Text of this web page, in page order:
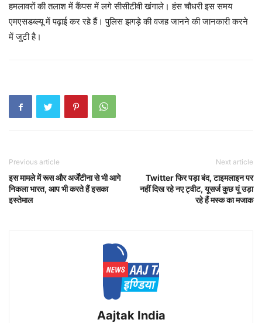
हमलावरों की तलाश में कैंपस में लगे सीसीटीवी खंगाले। हंस चौधरी इस समय
एमएसडब्ल्यू में पढ़ाई कर रहे हैं। पुलिस झगड़े की वजह जानने की जानकारी करने
में जुटी है।
Previous article
इस मामले में रूस और अर्जेंटीना से भी आगे
निकला भारत, आप भी करते हैं इसका
इस्तेमाल
Next article
Twitter फिर पड़ा बंद, टाइमलाइन पर
नहीं दिख रहे नए ट्वीट, यूसर्ज कुछ यूं उड़ा
रहे हैं मस्क का मजाक
Aajtak India